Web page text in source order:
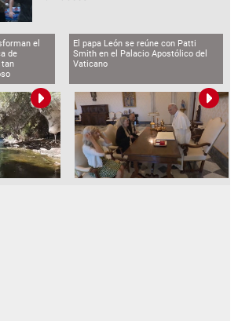
el
de
tan
El papa León se reúne con Patti
Smith en el Palacio Apostólico del
Vaticano